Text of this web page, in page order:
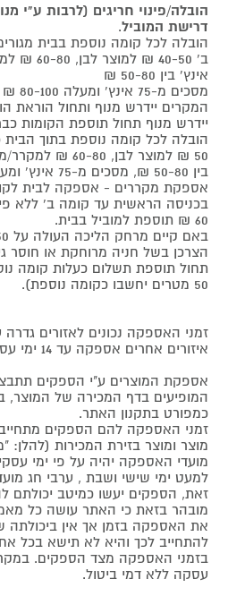
הובלה/פינוי חריגים (לרבות ע"י
דרישת המוביל.
הובלה לכל קומה נוספת בבית
אינץ' בין 50-80 ₪
מסכים
המקרים יידרש מנוף ותחול הוראת
יידרש מנוף תחול תוספת הקומות
בין 50-80 ₪, מסכים מ-75 אינץ' ומעלה 80-100 ₪.
אספקת מקררים - אספקה לבית
בכניסה הראשית עד קומה ב' ללא
60 ₪ תוספת למוביל בבית.
הצרכן בשל חניה מרוחקת או חוסר
תחול תוספת תשלום כעלות קומה
50 מטרים יחשבו כקומה נוספת).
זמני האספקה נכונים לאזורים
איזורים אחרים אספקה עד 14 ימי עסקים נוספים
אספקת המוצרים ע"י הספקים
המופיעים בדף המכירה של המוצר,
כמפורט בתקנון האתר.
זמני האספקה להם הספקים
מוצר ומוצר בזירת המכירות
מועדי האספקה יהיה על פי ימי
למעט ימי שישי ושבת , ערבי חג
זאת, הספקים יעשו כמיטב יכולתם
מובהר בזאת כי האתר עושה כל
את האספקה בזמן אך אין
להתחייב לכך והיא לא תישא בכל
בזמני האספקה מצד הספקים.
עסקה ללא דמי ביטול.